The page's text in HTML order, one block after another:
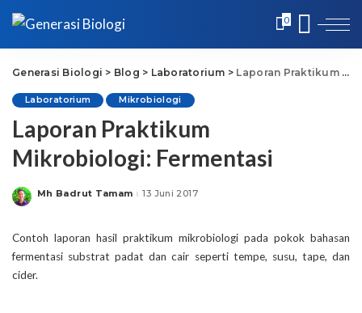
0
Generasi Biologi > Blog > Laboratorium > Laporan Praktikum Mikrobiologi: Fermentasi
Laboratorium Mikrobiologi
Laporan Praktikum
Mikrobiologi: Fermentasi
Posted
Mh Badrut Tamam 13 Juni 2017
Contoh laporan hasil praktikum mikrobiologi pada pokok bahasan
fermentasi substrat padat dan cair seperti tempe, susu, tape, dan
cider.